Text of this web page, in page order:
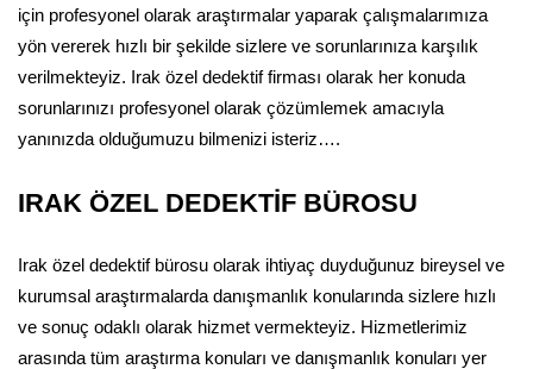
için profesyonel olarak araştırmalar yaparak çalışmalarımıza
yön vererek hızlı bir şekilde sizlere ve sorunlarınıza karşılık
verilmekteyiz. Irak özel dedektif firması olarak her konuda
sorunlarınızı profesyonel olarak çözümlemek amacıyla
yanınızda olduğumuzu bilmenizi isteriz….
IRAK ÖZEL DEDEKTİF BÜROSU
Irak özel dedektif bürosu olarak ihtiyaç duyduğunuz bireysel ve
kurumsal araştırmalarda danışmanlık konularında sizlere hızlı
ve sonuç odaklı olarak hizmet vermekteyiz. Hizmetlerimiz
arasında tüm araştırma konuları ve danışmanlık konuları yer